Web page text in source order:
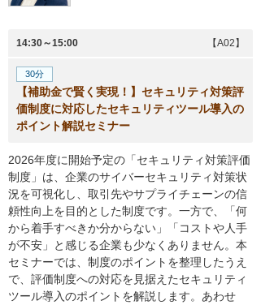
14:30～15:00 【A02】
30分
【補助金で賢く実現！】セキュリティ対策評
価制度に対応したセキュリティツール導入の
ポイント解説セミナー
2026年度に開始予定の「セキュリティ対策評価
制度」は、企業のサイバーセキュリティ対策状
況を可視化し、取引先やサプライチェーンの信
頼性向上を目的とした制度です。一方で、「何
から着手すべきか分からない」「コストや人手
が不安」と感じる企業も少なくありません。本
セミナーでは、制度のポイントを整理したうえ
で、評価制度への対応を見据えたセキュリティ
ツール導入のポイントを解説します。あわせ